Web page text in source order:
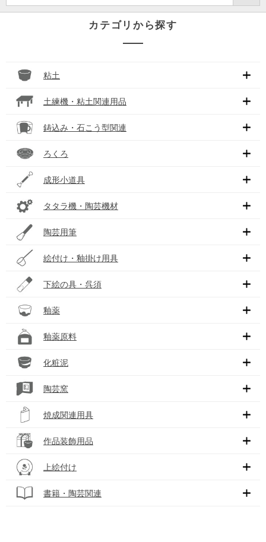
カテゴリから探す
粘土
土練機・粘土関連用品
鋳込み・石こう型関連
ろくろ
成形小道具
タタラ機・陶芸機材
陶芸用筆
絵付け・釉掛け用具
下絵の具・呉須
釉薬
釉薬原料
化粧泥
陶芸窯
焼成関連用具
作品装飾用品
上絵付け
書籍・陶芸関連